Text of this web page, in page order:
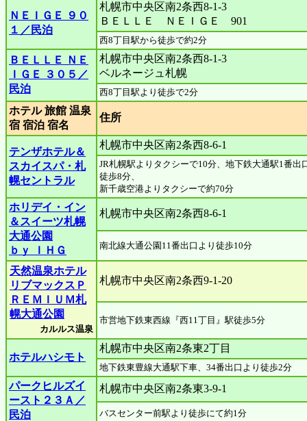
ＮＥＩＧＥ ９０
１／民泊
札幌市中央区南2条西8-1-3
ＢＥＬＬＥ ＮＥＩＧＥ 901
西8丁目駅から徒歩で約2分
ＢＥＬＬＥ ＮＥ
ＩＧＥ ３０５／
民泊
札幌市中央区南2条西8-1-3
ベルネージュ札幌
西8丁目駅より徒歩で2分
ホテル 旅館 温泉
宿 宿泊 宿名
住所
テンザホテル＆
スカイスパ・札
幌セントラル
札幌市中央区南2条西8-6-1
JR札幌駅よりタクシーで10分、地下鉄大通駅1番出
徒歩8分、
新千歳空港よりタクシーで約70分
ホリデイ・イン
＆スイーツ札幌
大通公園
ｂｙ ＩＨＧ
札幌市中央区南2条西8-6-1
南北線大通公園11番出口より徒歩10分
天然温泉ホテル
リブマックスＰ
ＲＥＭＩＵＭ札
幌大通公園
カルルス温泉
札幌市中央区南2条西9-1-20
市営地下鉄東西線『西11丁目』駅徒歩5分
ホテルハシモト
札幌市中央区南2条東2丁目
地下鉄東豊線大通駅下車、34番出口より徒歩2分
パークヒルズイ
ースト２３Ａ／
民泊
札幌市中央区南2条東3-9-1
バスセンター前駅より徒歩にて約1分